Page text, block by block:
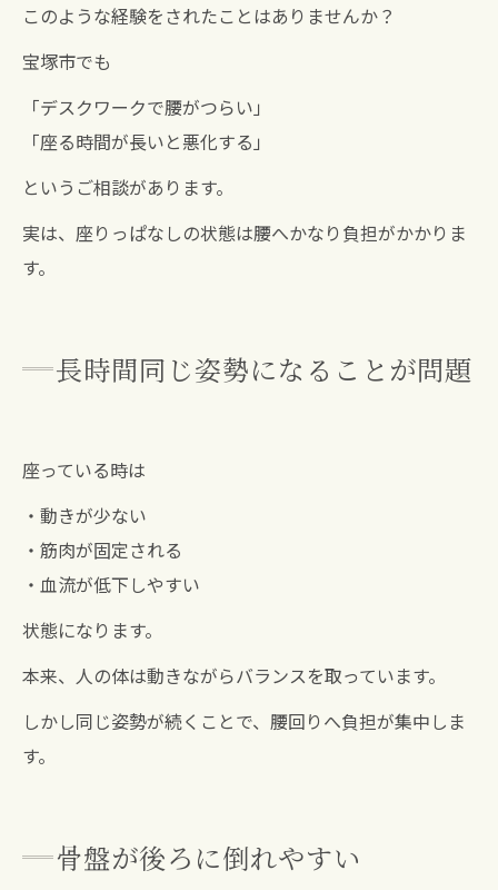
このような経験をされたことはありませんか？
宝塚市でも
「デスクワークで腰がつらい」
「座る時間が長いと悪化する」
というご相談があります。
実は、座りっぱなしの状態は腰へかなり負担がかかりま
す。
長時間同じ姿勢になることが問題
座っている時は
・動きが少ない
・筋肉が固定される
・血流が低下しやすい
状態になります。
本来、人の体は動きながらバランスを取っています。
しかし同じ姿勢が続くことで、腰回りへ負担が集中しま
す。
骨盤が後ろに倒れやすい